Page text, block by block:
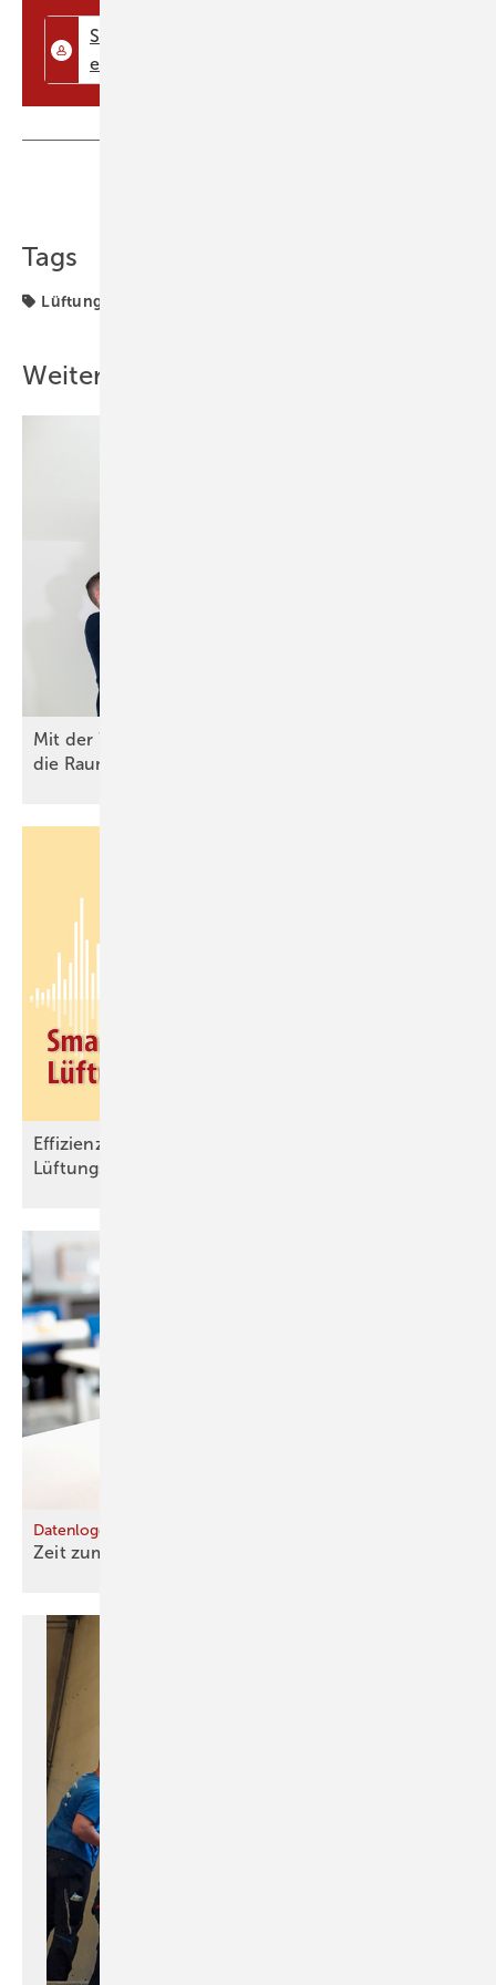
1150 Milliarden Kilowattstunden, wobei etwa zwei Drittel auf den
weiteren Ausbau und ein Drittel auf die entsprech ...
Tags
Lüftung
Weitere Inhalte
Mit der Wohnungslüftung Heizenergie sparen und
die Raumluftqualität
Effizienz und Schimmelprävention dank smarter
Lüftungstechnik
Datenlogger
Zeit zum